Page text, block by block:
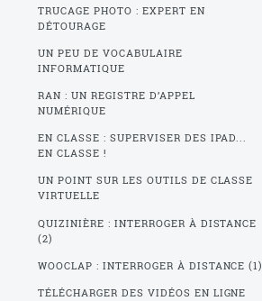
TRUCAGE PHOTO : EXPERT EN
DÉTOURAGE
UN PEU DE VOCABULAIRE
INFORMATIQUE
RAN : UN REGISTRE D’APPEL
NUMÉRIQUE
EN CLASSE : SUPERVISER DES IPAD...
EN CLASSE !
UN POINT SUR LES OUTILS DE CLASSE
VIRTUELLE
QUIZINIÈRE : INTERROGER À DISTANCE
(2)
WOOCLAP : INTERROGER À DISTANCE (1)
TÉLÉCHARGER DES VIDÉOS EN LIGNE